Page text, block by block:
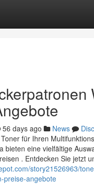
56 days ago News
für Ihren
bieten eine vielfältige
. Entdecken Sie jetzt
story21526963/
preise-angebote